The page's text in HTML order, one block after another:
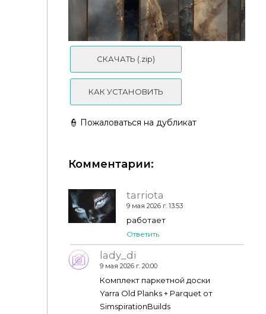
Veins of Gold Walls - KLSimsStudio
СКАЧАТЬ (.zip)
КАК УСТАНОВИТЬ
👮 Пожаловаться на дубликат
Комментарии:
tarriota
9 мая 2026 г. 13:53
работает
Ответить
lady_di
9 мая 2026 г. 20:00
Комплект паркетной доски
Yarra Old Planks + Parquet от
SimspirationBuilds